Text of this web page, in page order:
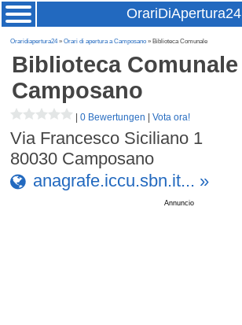
OrariDiApertura24
Oraridiapertura24»Orari di apertura a Camposano » Biblioteca Comunale
Biblioteca Comunale
Camposano
|0 Bewertungen |Vota ora!
Via Francesco Siciliano 1
80030 Camposano
anagrafe.iccu.sbn.it... »
Annuncio